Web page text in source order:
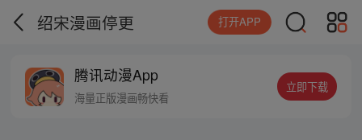
绍宋漫画停更 打开APP
腾讯动漫App
海量正版漫画畅快看
立即下载